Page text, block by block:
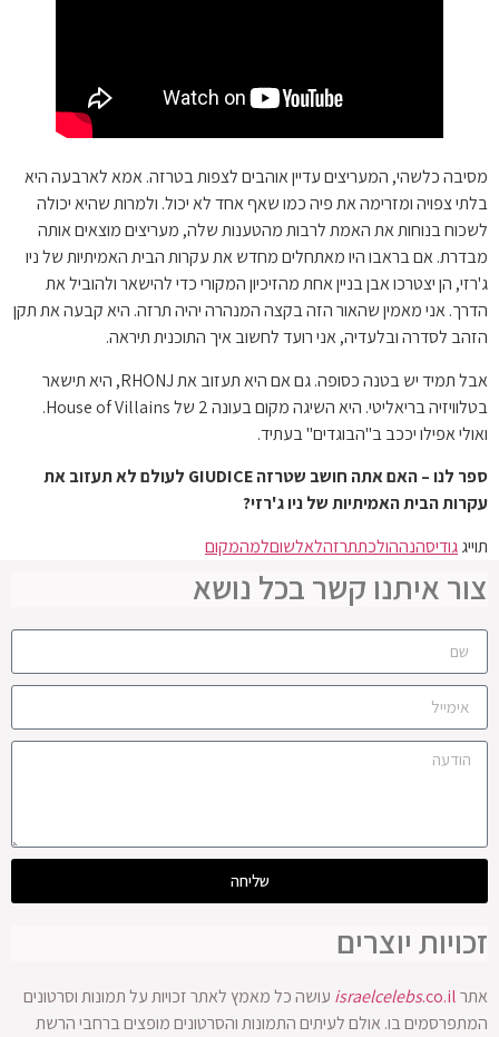
מסיבה כלשהי, המעריצים עדיין אוהבים לצפות בטרזה. אמא לארבעה היא
בלתי צפויה ומזרימה את פיה כמו שאף אחד לא יכול. ולמרות שהיא יכולה
לשכוח בנוחות את האמת לרבות מהטענות שלה, מעריצים מוצאים אותה
מבדרת. אם בראבו היו מאתחלים מחדש את עקרות הבית האמיתיות של ניו
ג'רזי, הן יצטרכו אבן בניין אחת מהזיכיון המקורי כדי להישאר ולהוביל את
הדרך. אני מאמין שהאור הזה בקצה המנהרה יהיה תרזה. היא קבעה את תקן
הזהב לסדרה ובלעדיה, אני רועד לחשוב איך התוכנית תיראה.
אבל תמיד יש בטנה כסופה. גם אם היא תעזוב את RHONJ, היא תישאר
בטלוויזיה בריאליטי. היא השיגה מקום בעונה 2 של House of Villains.
ואולי אפילו יככב ב"הבוגדים" בעתיד.
ספר לנו – האם אתה חושב שטרזה GIUDICE לעולם לא תעזוב את
עקרות הבית האמיתיות של ניו ג'רזי?
תוייגגודיסהנההולכתתרזהלאלשוםלמהמקום
צור איתנו קשר בכל נושא
שליחה
זכויות יוצרים
אתר israelcelebs.co.il
עושה כל מאמץ לאתר זכויות על תמונות וסרטונים
המתפרסמים בו. אולם לעיתים התמונות והסרטונים מופצים ברחבי הרשת